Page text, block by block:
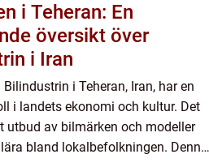
i Teheran: En
översikt över
i Iran
i Teheran, Iran, har en
i landets ekonomi och kultur. Det
utbud av bilmärken och modeller
bland lokalbefolkningen. Denna